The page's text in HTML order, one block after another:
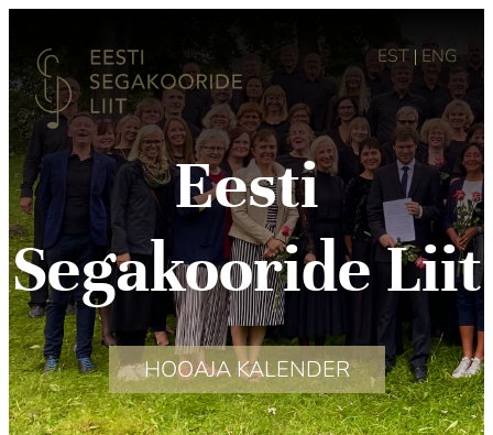
EST | ENG
Eesti
Segakooride Liit
HOOAJA KALENDER